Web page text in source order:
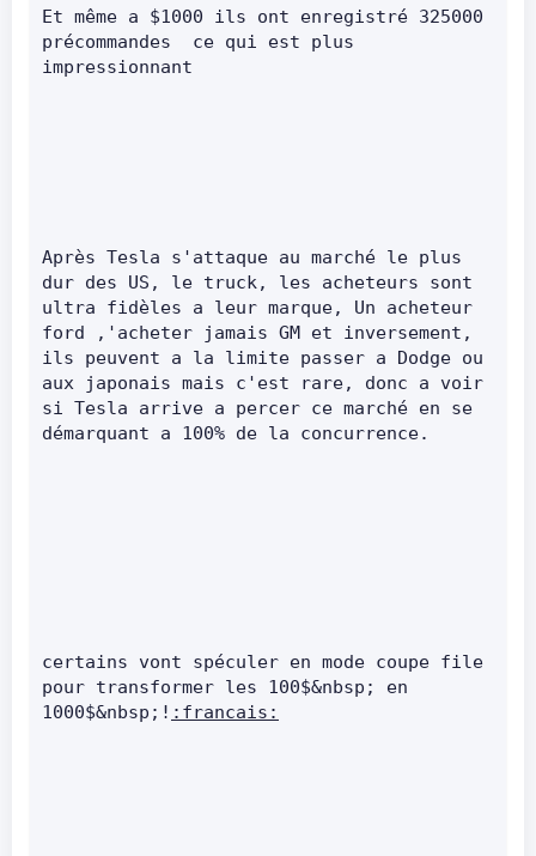
Et même a $1000 ils ont enregistré 325000
précommandes  ce qui est plus
impressionnant
Après Tesla s'attaque au marché le plus
dur des US, le truck, les acheteurs sont
ultra fidèles a leur marque, Un acheteur
ford ,'acheter jamais GM et inversement,
ils peuvent a la limite passer a Dodge ou
aux japonais mais c'est rare, donc a voir
si Tesla arrive a percer ce marché en se
démarquant a 100% de la concurrence.
certains vont spéculer en mode coupe file
pour transformer les 100$&nbsp; en
1000$&nbsp;! :francais: